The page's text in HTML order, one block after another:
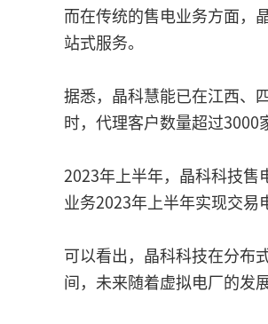
而在传统的售电业务方面，
站式服务。
据悉，晶科慧能已在江西、
时，代理客户数量超过3000
2023年上半年，晶科科技
业务2023年上半年实现交易
可以看出，晶科科技在分布
间，未来随着虚拟电厂的发